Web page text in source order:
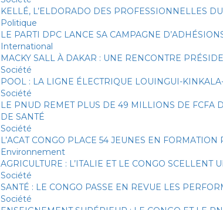
KELLÉ, L’ELDORADO DES PROFESSIONNELLES
Politique
LE PARTI DPC LANCE SA CAMPAGNE
International
MACKY SALL À DAKAR : UNE RENCONTRE
Société
POOL : LA LIGNE ÉLECTRIQUE LOUINGUI-
Société
LE PNUD REMET PLUS DE 49 MILLIONS DE FCFA
DE SANTÉ
Société
L’ACAT CONGO PLACE 54 JEUNES EN
Environnement
AGRICULTURE : L’ITALIE ET LE CONGO
Société
SANTÉ : LE CONGO PASSE EN REVUE LES
Société